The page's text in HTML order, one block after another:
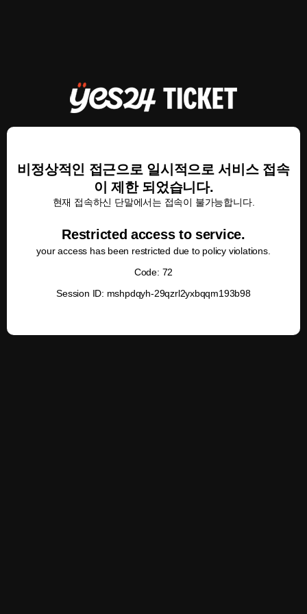
비정상적인 접근으로 일시적으로 서비스 접속
이 제한 되었습니다.
현재 접속하신 단말에서는 접속이 불가능합니다.
Restricted access to service.
your access has been restricted due to policy violations.
Code: 72
Session ID: mshpdqyh-29qzrl2yxbqqm193b98